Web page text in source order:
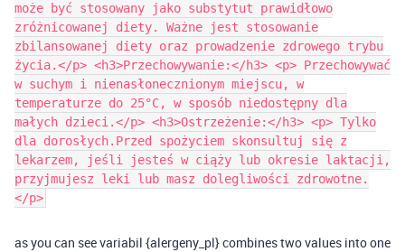
może być stosowany jako substytut prawidłowo
zróżnicowanej diety. Ważne jest stosowanie
zbilansowanej diety oraz prowadzenie zdrowego trybu
życia.</p> <h3>Przechowywanie:</h3> <p> Przechowywać
w suchym i nienasłonecznionym miejscu, w
temperaturze do 25°C, w sposób niedostępny dla
małych dzieci.</p> <h3>Ostrzeżenie:</h3> <p> Tylko
dla dorosłych.Przed spożyciem skonsultuj się z
lekarzem, jeśli jesteś w ciąży lub okresie laktacji,
przyjmujesz leki lub masz dolegliwości zdrowotne.
</p>
as you can see variabil {alergeny_pl} combines two values ​​into one